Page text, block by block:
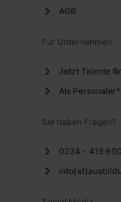
Weitere
Informationen:
AGB
Für Unternehmen
Jetzt Talente
Als
Sie haben Fragen?
0234 - 415